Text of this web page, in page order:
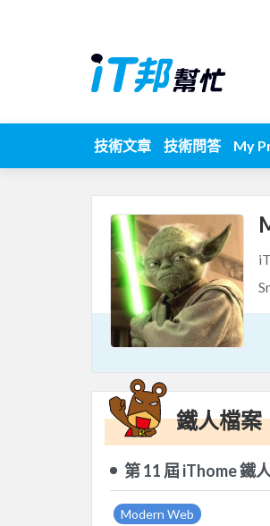
技術文章 技術問答 My
鐵人檔案
第 11 屆 iThome 鐵
Modern Web